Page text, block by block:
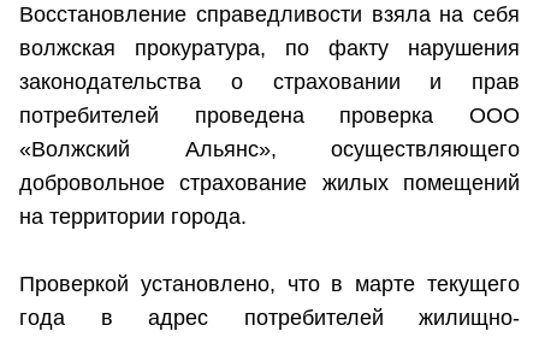
Восстановление справедливости взяла на себя
волжская прокуратура, по факту нарушения
законодательства о страховании и прав
потребителей проведена проверка ООО
«Волжский Альянс», осуществляющего
добровольное страхование жилых помещений
на территории города.
Проверкой установлено, что в марте текущего
года в адрес потребителей жилищно-